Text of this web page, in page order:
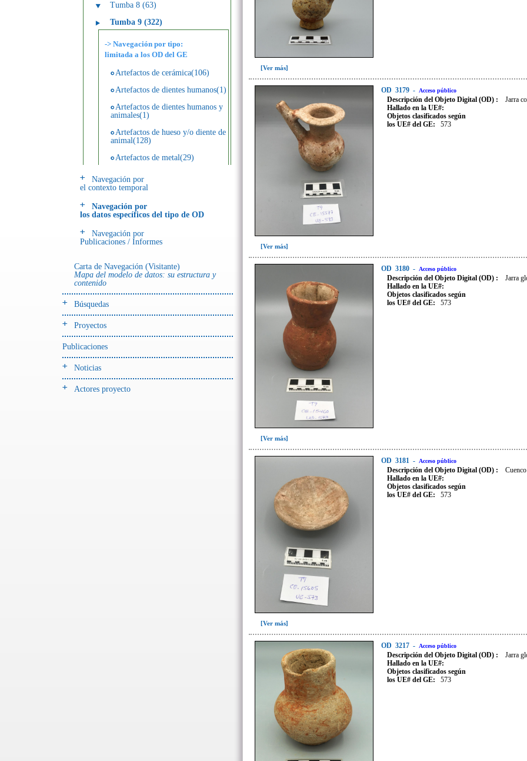
Tumba 8 (63)
Tumba 9 (322)
-> Navegación por tipo:
limitada a los OD del GE
Artefactos de cerámica(106)
Artefactos de dientes humanos(1)
Artefactos de dientes humanos y
animales(1)
Artefactos de hueso y/o diente de
animal(128)
Artefactos de metal(29)
Artefactos de metal y hueso y/o
diente de animal(5)
Artefactos de piedra(6)
Ecofactos animales(1)
Registro de unidades
- UE# y tipo de UE
donde se halló el objeto
Cernidor(1)
Navegación por
el contexto temporal
Navegación por
los datos específicos del tipo de OD
Navegación por
Publicaciones / Informes
Carta de Navegación (Visitante)
Mapa del modelo de datos: su estructura y
contenido
Búsquedas
Proyectos
Publicaciones
Noticias
Actores proyecto
[Ver más]
OD 3179 - Acceso público
Descripción del Objeto Digital (OD) :
Jarra
Hallado en la UE#:
Objetos clasificados según
los UE# del GE:
573
[Ver más]
OD 3180 - Acceso público
Descripción del Objeto Digital (OD) :
Jarra
Hallado en la UE#:
Objetos clasificados según
los UE# del GE:
573
[Ver más]
OD 3181 - Acceso público
Descripción del Objeto Digital (OD) :
Hallado en la UE#:
Objetos clasificados según
los UE# del GE:
573
[Ver más]
OD 3217 - Acceso público
Descripción del Objeto Digital (OD) :
Jarra
Hallado en la UE#:
Objetos clasificados según
los UE# del GE:
573